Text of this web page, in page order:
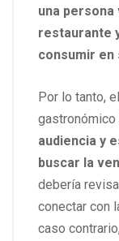
una persona
restaurante
consumir en
Por lo tanto,
gastronómico
audiencia y
buscar la
debería
conectar con
caso